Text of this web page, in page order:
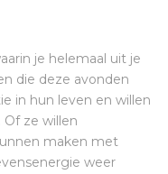
je helemaal uit je
die deze avonden
in hun leven en willen
Of ze willen
maken met
weer